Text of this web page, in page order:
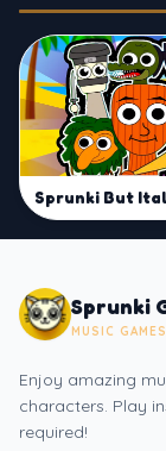
Sprunki
MUSIC GAMES
Enjoy amazing
characters. Play
required!